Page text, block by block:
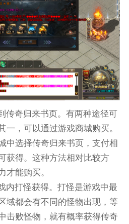
传奇归来书页。有两种途径可
一，可以通过游戏商城购买。
中选择传奇归来书页，支付相
获得。这种方法相对比较方
才能购买。
内打怪获得。打怪是游戏中最
域都会有不同的怪物出现，等
击败怪物，就有概率获得传奇